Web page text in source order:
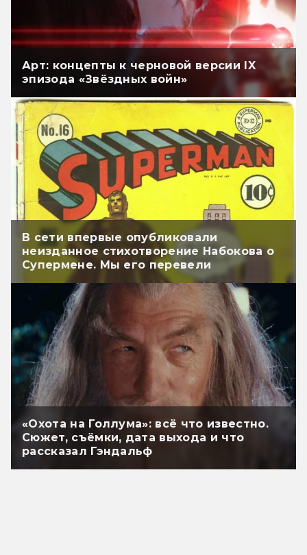
Арт: концепты к черновой версии IX
эпизода «Звёздных войн»
В сети впервые опубликовали
неизданное стихотворение Набокова о
Супермене. Мы его перевели
«Охота на Голлума»: всё что известно.
Сюжет, съёмки, дата выхода и что
рассказал Гэндальф